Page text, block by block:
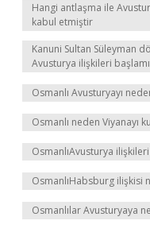
Hangi antlaşma ile
kabul etmiştir
Kanuni Sultan Süleyman
Avusturya ilişkileri
Osmanlı Avusturyayı
Osmanlı neden Viyanayı
OsmanlıAvusturya
OsmanlıHabsburg ilişkisi
Osmanlılar Avusturyaya